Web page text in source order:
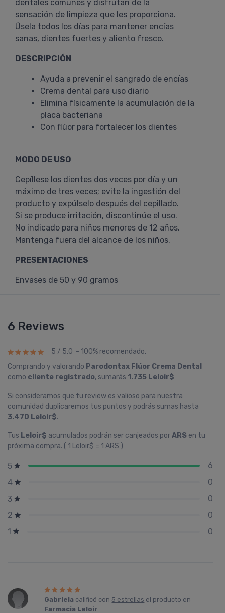
dentales comunes y disfrutan de la
sensación de limpieza que les proporciona.
Úsela todos los días para mantener encías
sanas, dientes fuertes y aliento fresco.
DESCRIPCIÓN
Ayuda a prevenir el sangrado de encías
Crema dental para uso diario
Elimina físicamente la acumulación de la
placa bacteriana
Con flúor para fortalecer los dientes
MODO DE USO
Cepíllese los dientes dos veces por día y un
máximo de tres veces; evite la ingestión del
producto y expúlselo después del cepillado.
Si se produce irritación, discontinúe el uso.
No indicado para niños menores de 12 años.
Mantenga fuera del alcance de los niños.
PRESENTACIONES
Envases de 50 y 90 gramos
6 Reviews
5 / 5.0 - 100% recomendado.
Comprando y valorando Parodontax Flúor Crema Dental
como cliente registrado, sumarás 1.735 Leloir$
Si consideramos que tu review es valioso para nuestra
comunidad duplicaremos tus puntos y podrás sumas hasta
3.470 Leloir$.
Tus Leloir$ acumulados podrán ser canjeados porARS en tu
próxima compra. ( 1 Leloir$ = 1 ARS )
5
6
4
0
3
0
2
0
1
0
Gabriela calificó con 5 estrellas el producto en
Farmacia Leloir.